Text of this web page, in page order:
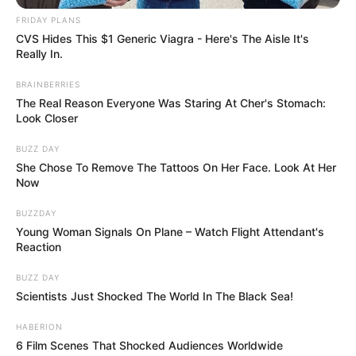
meg, ha állami döntéshozók hagytak jóvá
kampányokat, ha szerződések és kifizetések álltak a
háttérben, akkor ezeknek nyoma van, és ezek
alapján meg lehet vizsgálni, történt-e
bűncselekmény.
A következő hónapokban a bizonyítékok
dönthetik el, meddig jut az elszámoltatás
Magyar Péter egyik legerősebb politikai állítása az
volt, hogy szerinte ezek után Orbán Viktorból vagy
a Fideszből már nem lehet újra kormányképes erő.
Ezt azzal indokolta, hogy a most előkerülő ügyek
szerinte nem egyszerű hibák vagy túlkapások,
hanem rendszerszintű bűncselekmények lehetnek.
FRIDAY PLANS
CVS Hides This $1 Generic Viagra - Here's The Aisle It's
Really In.
BRAINBERRIES
The Real Reason Everyone Was Staring At Cher's Stomach:
Look Closer
BUZZ DAY
She Chose To Remove The Tattoos On Her Face. Look At Her
Now
BUZZDAY
Young Woman Signals On Plane – Watch Flight Attendant's
Reaction
BUZZ DAY
Scientists Just Shocked The World In The Black Sea!
HABERION
6 Film Scenes That Shocked Audiences Worldwide